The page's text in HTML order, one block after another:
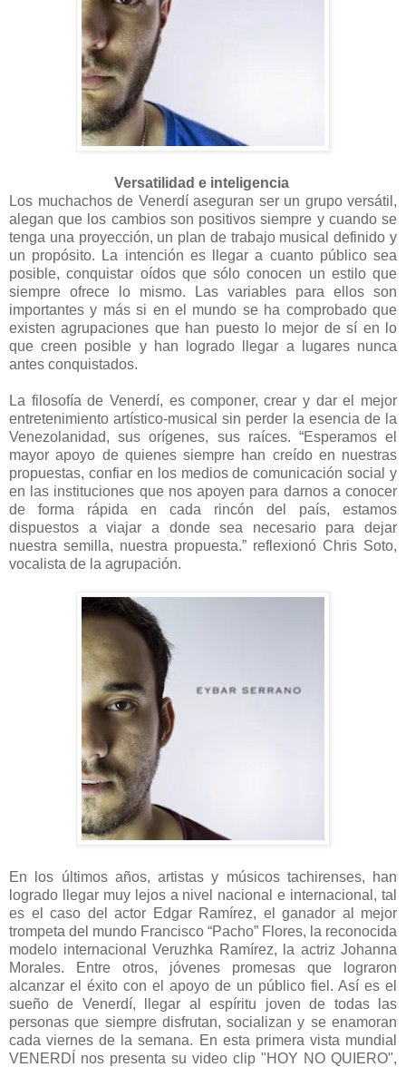
Versatilidad e inteligencia
Los muchachos de Venerdí aseguran ser un grupo versátil,
alegan que los cambios son positivos siempre y cuando se
tenga una proyección, un plan de trabajo musical definido y
un propósito. La intención es llegar a cuanto público sea
posible, conquistar oídos que sólo conocen un estilo que
siempre ofrece lo mismo. Las variables para ellos son
importantes y más si en el mundo se ha comprobado que
existen agrupaciones que han puesto lo mejor de sí en lo
que creen posible y han logrado llegar a lugares nunca
antes conquistados.
La filosofía de Venerdí, es componer, crear y dar el mejor
entretenimiento artístico-musical sin perder la esencia de la
Venezolanidad, sus orígenes, sus raíces. “Esperamos el
mayor apoyo de quienes siempre han creído en nuestras
propuestas, confiar en los medios de comunicación social y
en las instituciones que nos apoyen para darnos a conocer
de forma rápida en cada rincón del país, estamos
dispuestos a viajar a donde sea necesario para dejar
nuestra semilla, nuestra propuesta.” reflexionó Chris Soto,
vocalista de la agrupación.
En los últimos años, artistas y músicos tachirenses, han
logrado llegar muy lejos a nivel nacional e internacional, tal
es el caso del actor Edgar Ramírez, el ganador al mejor
trompeta del mundo Francisco “Pacho” Flores, la reconocida
modelo internacional Veruzhka Ramírez, la actriz Johanna
Morales. Entre otros, jóvenes promesas que lograron
alcanzar el éxito con el apoyo de un público fiel. Así es el
sueño de Venerdí, llegar al espíritu joven de todas las
personas que siempre disfrutan, socializan y se enamoran
cada viernes de la semana. En esta primera vista mundial
VENERDÍ nos presenta su video clip "HOY NO QUIERO",